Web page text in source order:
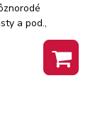
a pod.,
hmotnosť 3g.